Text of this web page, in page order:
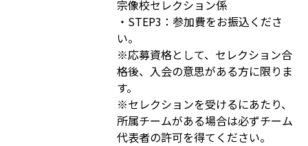
宗像校セレクション係
・STEP3：参加費をお振込くださ
い。
※応募資格として、セレクション合
格後、入会の意思がある方に限りま
す。
※セレクションを受けるにあたり、
所属チームがある場合は必ずチーム
代表者の許可を得てください。